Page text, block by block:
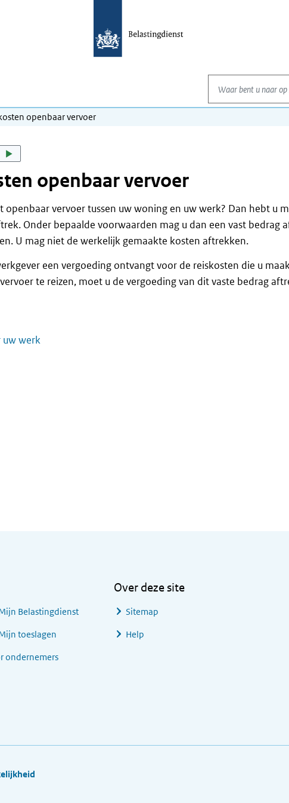
Waar bent u naar
openbaar vervoer
openbaar vervoer
openbaar vervoer tussen uw woning en uw werk? Dan hebt u
Onder bepaalde voorwaarden mag u dan een vast bedrag
U mag niet de werkelijk gemaakte kosten aftrekken.
een vergoeding ontvangt voor de reiskosten die u
te reizen, moet u de vergoeding van dit vaste bedrag
uw werk
Belastingdienst
toeslagen
ondernemers
Over deze site
Sitemap
Help